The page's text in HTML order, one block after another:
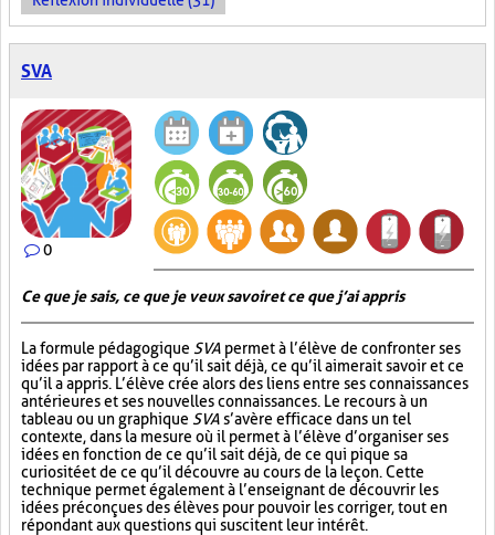
SVA
0
Ce que je sais, ce que je veux savoir et ce que j’ai appris
La formule pédagogique SVA permet à l’élève de confronter ses
idées par rapport à ce qu’il sait déjà, ce qu’il aimerait savoir et ce
qu’il a appris. L’élève crée alors des liens entre ses connaissances
antérieures et ses nouvelles connaissances. Le recours à un
tableau ou un graphique SVA s’avère efficace dans un tel
contexte, dans la mesure où il permet à l’élève d’organiser ses
idées en fonction de ce qu’il sait déjà, de ce qui pique sa
curiosité et de ce qu’il découvre au cours de la leçon. Cette
technique permet également à l’enseignant de découvrir les
idées préconçues des élèves pour pouvoir les corriger, tout en
répondant aux questions qui suscitent leur intérêt.